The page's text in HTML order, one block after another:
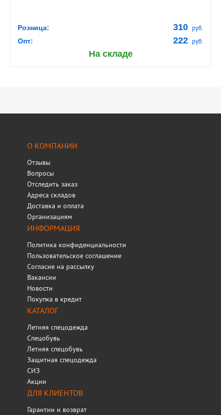
Розница: 310 руб.
Опт: 222 руб.
На складе
О КОМПАНИИ
Отзывы
Вопросы
Отследить заказ
Адреса складов
Доставка и оплата
Организациям
ИНФОРМАЦИЯ
Политика конфиденциальности
Пользовательское соглашение
Согласие на рассылку
Вакансии
Новости
Покупка в кредит
КАТАЛОГ
Летняя спецодежда
Спецобувь
Летняя спецобувь
Защитная спецодежда
СИЗ
Акции
ДЛЯ КЛИЕНТОВ
Гарантии и возврат